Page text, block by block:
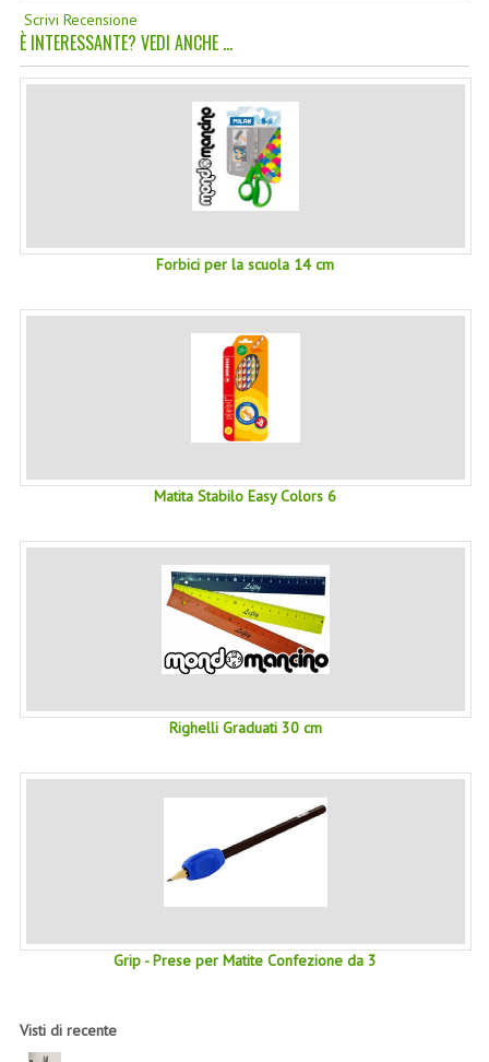
OLI EUDERMICI LAVANTI
LINEE SOLARI
SOLARI MONOI
LINEE VISO
OLI VISO
LASSATIVI
$$$....SPESA LOW COST
****MONDO MANCINO
ARTICOLI PER LA CUCINA
COLTELLI SVIZZERI
PC & MOUSE
MARCHI
NATURA DAL MONDO
NATURLAB ITALY
MONDOMANCINO
MONOI DE TAHITI
Scrivi Recensione
È INTERESSANTE? VEDI ANCHE ...
Forbici per la scuola 14 cm
Matita Stabilo Easy Colors 6
Righelli Graduati 30 cm
Grip - Prese per Matite Confezione da 3
Visti di recente